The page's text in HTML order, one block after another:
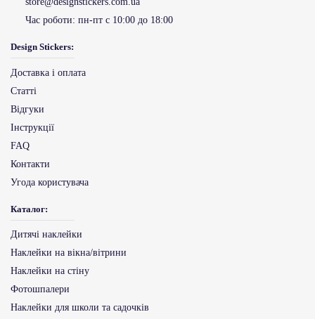
Час роботи: пн-пт с 10:00 до 18:00
Design Stickers:
Доставка і оплата
Статті
Відгуки
Інструкції
FAQ
Контакти
Угода користувача
Каталог:
Дитячі наклейки
Наклейки на вікна/вітрини
Наклейки на стіну
Фотошпалери
Наклейки для школи та садочків